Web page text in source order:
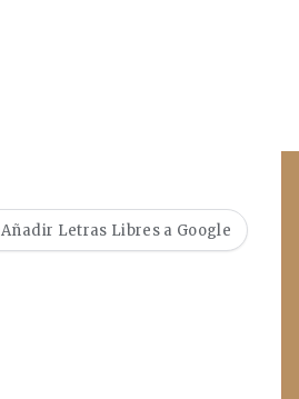
Añadir Letras Libres a Google